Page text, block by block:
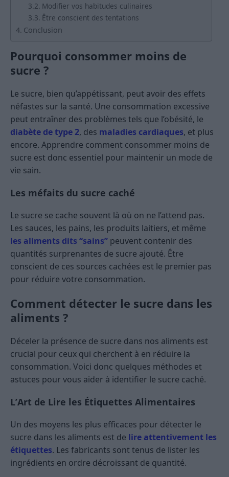
Modifier vos habitudes culinaires
Être conscient des tentations
Conclusion
Pourquoi consommer moins de
sucre ?
Le sucre, bien qu’appétissant, peut avoir des effets
néfastes sur la santé. Une consommation excessive
peut entraîner des problèmes tels que l’obésité, le
diabète de type 2, des maladies cardiaques, et plus
encore. Apprendre comment consommer moins de
sucre est donc essentiel pour maintenir un mode de
vie sain.
Les méfaits du sucre caché
Le sucre se cache souvent là où on ne l’attend pas.
Les sauces, les pains, les produits laitiers, et même
les aliments dits “sains” peuvent contenir des
quantités surprenantes de sucre ajouté. Être
conscient de ces sources cachées est le premier pas
pour réduire votre consommation.
Comment détecter le sucre dans les
aliments ?
Déceler la présence de sucre dans nos aliments est
crucial pour ceux qui cherchent à en réduire la
consommation. Voici donc quelques méthodes et
astuces pour vous aider à identifier le sucre caché.
L’Art de Lire les Étiquettes Alimentaires
Un des moyens les plus efficaces pour détecter le
sucre dans les aliments est de lire attentivement les
étiquettes. Les fabricants sont tenus de lister les
ingrédients en ordre décroissant de quantité.